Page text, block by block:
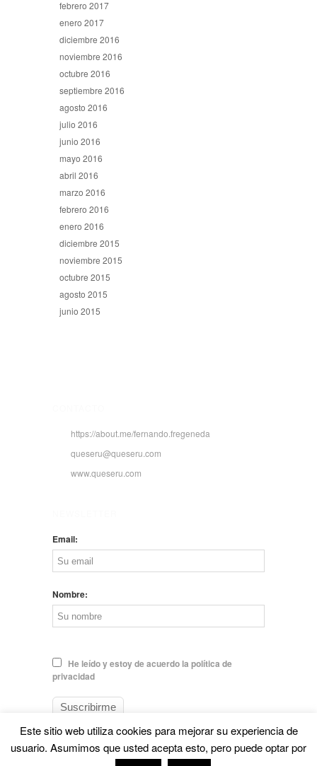
febrero 2017
enero 2017
diciembre 2016
noviembre 2016
octubre 2016
septiembre 2016
agosto 2016
julio 2016
junio 2016
mayo 2016
abril 2016
marzo 2016
febrero 2016
enero 2016
diciembre 2015
noviembre 2015
octubre 2015
agosto 2015
junio 2015
https://about.me/fernando.fregeneda
queseru@queseru.com
www.queseru.com
Email:
Nombre:
He leído y estoy de acuerdo la política de
privacidad
Este sitio web utiliza cookies para mejorar su experiencia de
usuario. Asumimos que usted acepta esto, pero puede optar por